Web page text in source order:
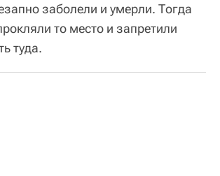
заболели и умерли. Тогда
то место и запретили
туда.